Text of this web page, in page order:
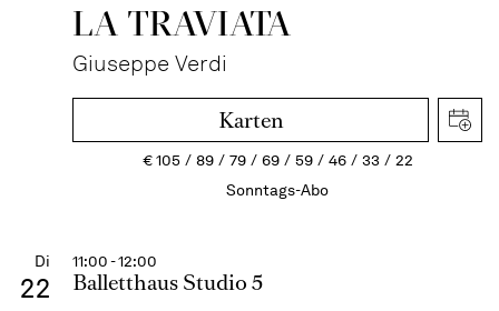
LA TRAVI­ATA
Giuseppe Verdi
Karten
€105 89 79 69 59 46 33
22
Sonntags-Abo
Di
22
11:00 - 12:00
Balletthaus Studio 5